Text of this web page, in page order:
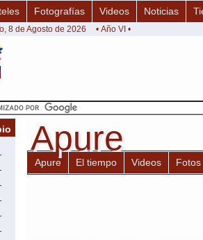
Fotografías Videos Noticias
8 de Agosto de 2026 • Año VI •
Apure
Apure
Apure El tiempo Videos Fotos